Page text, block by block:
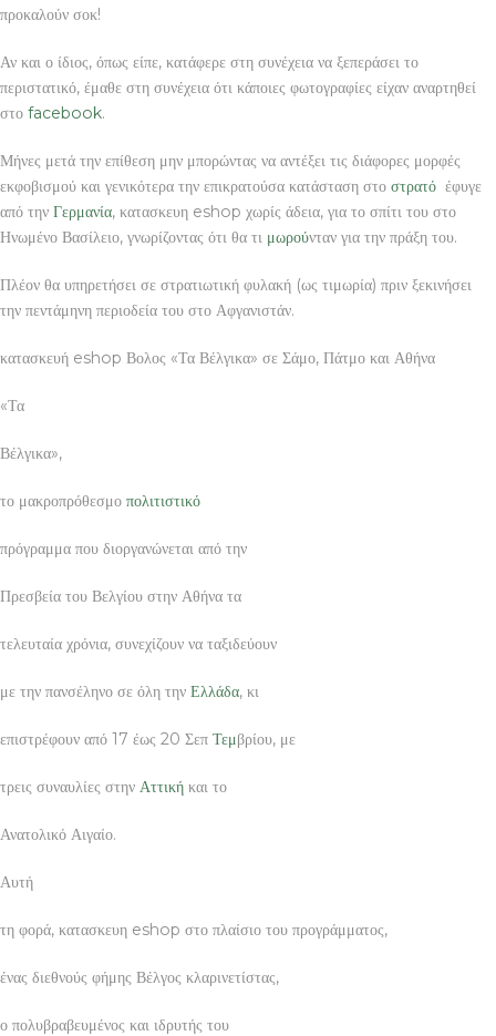
προκαλούν σοκ!
Αν και ο ίδιος, όπως είπε, κατάφερε στη συνέχεια να ξεπεράσει το
περιστατικό, έμαθε στη συνέχεια ότι κάποιες φωτογραφίες είχαν αναρτηθεί
στο facebook.
Μήνες μετά την επίθεση μην μπορώντας να αντέξει τις διάφορες μορφές
εκφοβισμού και γενικότερα την επικρατούσα κατάσταση στο στρατό έφυγε
από την Γερμανία, κατασκευη eshop χωρίς άδεια, για το σπίτι του στο
Ηνωμένο Βασίλειο, γνωρίζοντας ότι θα τι μωρούνταν για την πράξη του.
Πλέον θα υπηρετήσει σε στρατιωτική φυλακή (ως τιμωρία) πριν ξεκινήσει
την πεντάμηνη περιοδεία του στο Αφγανιστάν.
κατασκευή eshop Βολος «Τα Βέλγικα» σε Σάμο, Πάτμο και Αθήνα
«Τα
Βέλγικα»,
το μακροπρόθεσμο πολιτιστικό
πρόγραμμα που διοργανώνεται από την
Πρεσβεία του Βελγίου στην Αθήνα τα
τελευταία χρόνια, συνεχίζουν να ταξιδεύουν
με την πανσέληνο σε όλη την Ελλάδα, κι
επιστρέφουν από 17 έως 20 Σεπ Τεμβρίου, με
τρεις συναυλίες στην Αττική και το
Ανατολικό Αιγαίο.
Αυτή
τη φορά, κατασκευη eshop στο πλαίσιο του προγράμματος,
ένας διεθνούς φήμης Βέλγος κλαρινετίστας,
ο πολυβραβευμένος και ιδρυτής του